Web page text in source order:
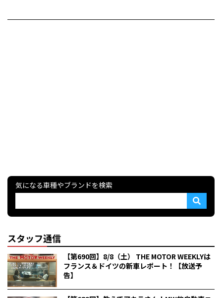
気になる車種やブランドを検索
スタッフ通信
【第690回】8/8（土） THE MOTOR WEEKLYは
フランス＆ドイツの新車レポート！【放送予
告】